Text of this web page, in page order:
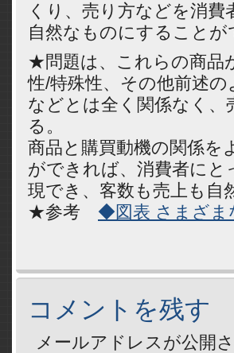
くり、売り方などを消
自然なものにすること
★問題は、これらの商品
性/特殊性、その他前述
などとは全く関係なく
る。
商品と購買動機の関係を
ができれば、消費者に
現でき、客数も売上も自
★参考 ◆図表 さまざま
コメントを残す
メールアドレスが公開